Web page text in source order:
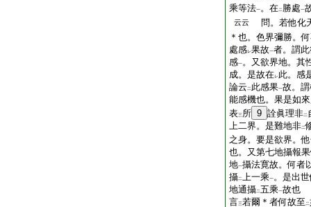
乘等法一。在二 勝處一
云云
問。若他化
＊也。色界彌勝。
處感レ果故一者。謂
感一。又欲界地。其
成。是故在レ此。感
論云 二 此感果一故。
能感機也。果是如
表三所 9 詮眞理非二
上二界。是難地非二
之身。要是欲界。
也。又第七地攝報
地一攝法寛故。何者
攝二上一乘一。是出
地通攝二五乘一故也
言三若爾＊者何故至 二